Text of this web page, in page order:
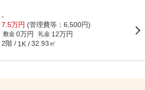
-
7.5万円 (管理費等：6,500円)
敷金 0万円 礼金 12万円
2階 1K 32.93㎡